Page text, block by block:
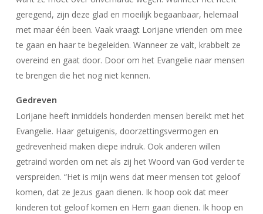
geregend, zijn deze glad en moeilijk begaanbaar, helemaal
met maar één been. Vaak vraagt Lorijane vrienden om mee
te gaan en haar te begeleiden. Wanneer ze valt, krabbelt ze
overeind en gaat door. Door om het Evangelie naar mensen
te brengen die het nog niet kennen.
Gedreven
Lorijane heeft inmiddels honderden mensen bereikt met het
Evangelie. Haar getuigenis, doorzettingsvermogen en
gedrevenheid maken diepe indruk. Ook anderen willen
getraind worden om net als zij het Woord van God verder te
verspreiden. “Het is mijn wens dat meer mensen tot geloof
komen, dat ze Jezus gaan dienen. Ik hoop ook dat meer
kinderen tot geloof komen en Hem gaan dienen. Ik hoop en